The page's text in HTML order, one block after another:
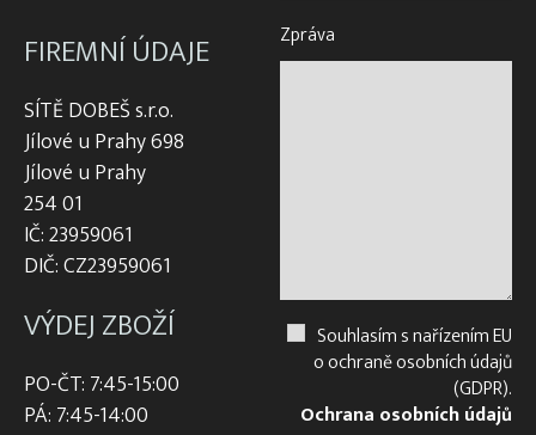
FIREMNÍ ÚDAJE
SÍTĚ DOBEŠ s.r.o.
Jílové u Prahy 698
Jílové u Prahy
254 01
IČ: 23959061
DIČ: CZ23959061
VÝDEJ ZBOŽÍ
PO-ČT: 7:45-15:00
PÁ: 7:45-14:00
Zpráva
Souhlasím s nařízením EU
o ochraně osobních údajů
(GDPR).
Ochrana osobních údajů